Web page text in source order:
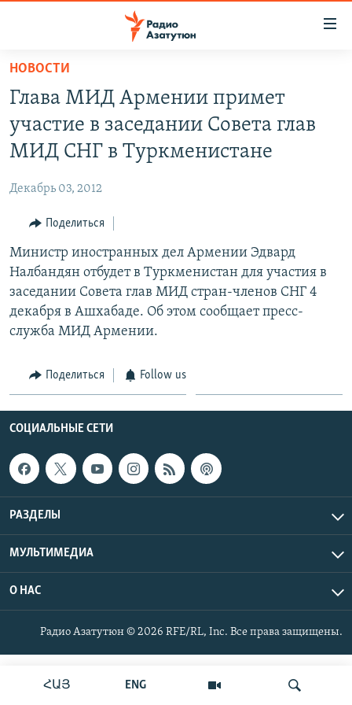
Перейти
основному
содержанию
Перейти
основной
навигации
Перейти
поиску
ПОЛИТИКА
ЭКОНОМИКА
РЕГИОН
НАГОРНЫЙ КАРАБАХ
КУЛЬТУРА
СПОРТ
АРХИВ
Հայերեն
English
Русский
Все сайты Радио Азатутюн
ՀԱՅ ENG
НОВОСТИ
Глава МИД Армении примет
участие в заседании Совета глав
МИД СНГ в Туркменистане
Декабрь 03, 2012
Поделиться
Министр иностранных дел Армении Эдвард
Налбандян отбудет в Туркменистан для участия в
заседании Совета глав МИД стран-членов СНГ 4
декабря в Ашхабаде. Об этом сообщает пресс-
служба МИД Армении.
Поделиться Follow us
СОЦИАЛЬНЫЕ СЕТИ
РАЗДЕЛЫ
МУЛЬТИМЕДИА
О НАС
Радио Азатутюн © 2026 RFE/RL, Inc. Все права защищены.